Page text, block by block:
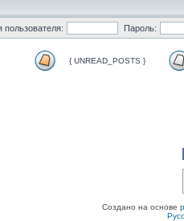
пользователя: Пароль:
{ UNREAD_POSTS }
Создано на основе